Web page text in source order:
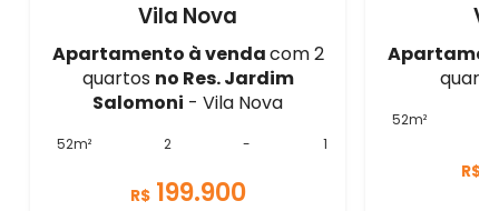
Vila Nova
Apartamento à vendacom 2
quartos no Res. Jardim
Salomoni - Vila Nova
52m² 2 - 1
R$ 199.900
52m²
R$